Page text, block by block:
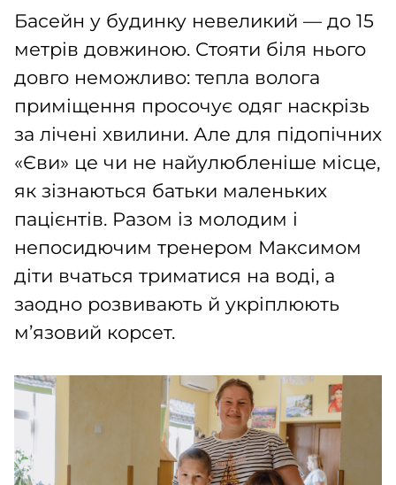
Басейн у будинку невеликий — до 15
метрів довжиною. Стояти біля нього
довго неможливо: тепла волога
приміщення просочує одяг наскрізь
за лічені хвилини. Але для підопічних
«Єви» це чи не найулюбленіше місце,
як зізнаються батьки маленьких
пацієнтів. Разом із молодим і
непосидючим тренером Максимом
діти вчаться триматися на воді, а
заодно розвивають й укріплюють
м’язовий корсет.